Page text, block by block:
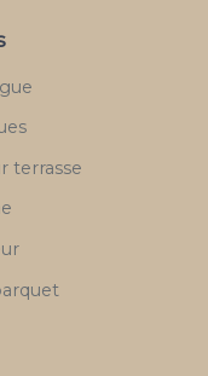
terrasse